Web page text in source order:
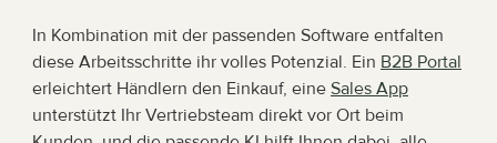
In Kombination mit der passenden Software entfalten
diese Arbeitsschritte ihr volles Potenzial. Ein B2B Portal
erleichtert Händlern den Einkauf, eine Sales App
unterstützt Ihr Vertriebsteam direkt vor Ort beim